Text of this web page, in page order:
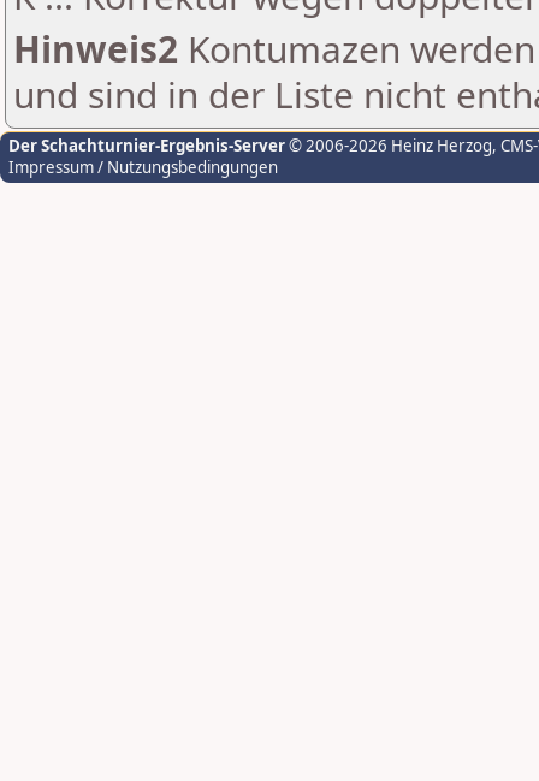
Hinweis2 Kontumazen
und sind in der Liste nicht
Der Schachturnier-Ergebnis-Server© 2006-2026 Heinz Herzog,
Impressum / Nutzungsbedingungen